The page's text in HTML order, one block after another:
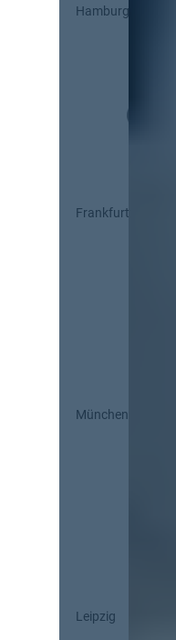
Hamburg
Frankfurt
München
Leipzig